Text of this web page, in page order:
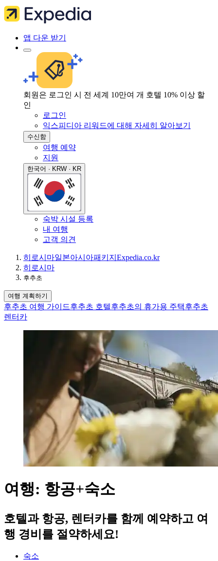
앱 다운 받기
회원은 로그인 시 전 세계 10만여 개 호텔 10% 이상 할
인
로그인
익스피디아 리워드에 대해 자세히 알아보기
수신함
여행 예약
지원
한국어 · KRW · KR
숙박 시설 등록
내 여행
고객 의견
히로시마일본아시아패키지 Expedia.co.kr
히로시마
후추초
여행 계획하기
후추초 여행 가이드후추초 호텔후추초의 휴가용 주택후추초
렌터카
여행: 항공+숙소
호텔과 항공, 렌터카를 함께 예약하고 여
행 경비를 절약하세요!
숙소